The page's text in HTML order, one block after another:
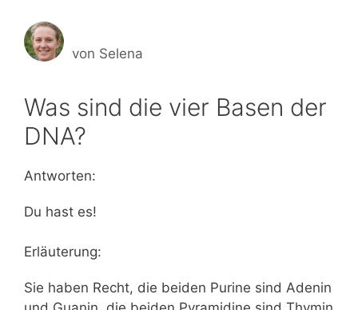
von Selena
Was sind die vier Basen der
DNA?
Antworten:
Du hast es!
Erläuterung:
Sie haben Recht, die beiden Purine sind Adenin